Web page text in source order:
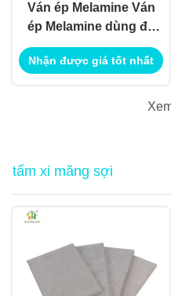
Ván ép Melamine Ván
ép Melamine dùng để
trang trí nội ngoại thất
Nhận được giá tốt nhất
tấm xi măng sợi